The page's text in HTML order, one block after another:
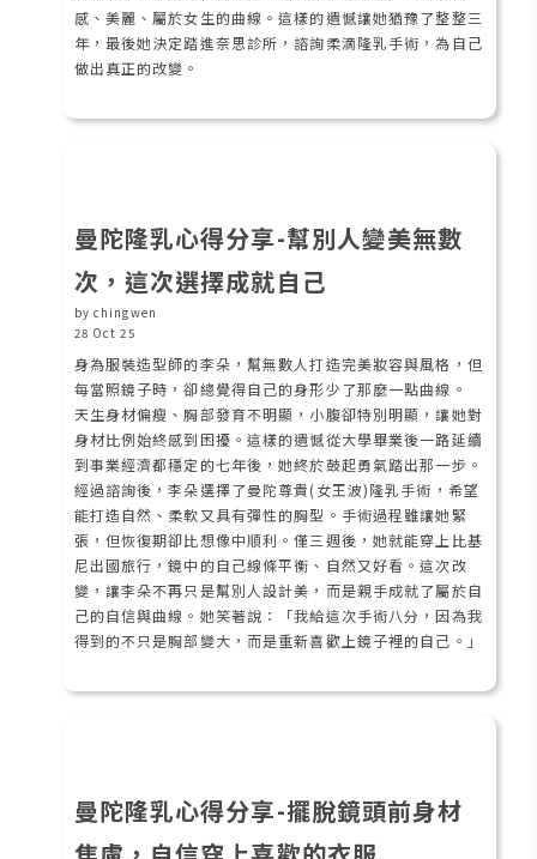
感、美麗、屬於女生的曲線。這樣的遺憾讓她猶豫了整整三
年，最後她決定踏進奈思診所，諮詢柔滴隆乳手術，為自己
做出真正的改變。
曼陀隆乳心得分享-幫別人變美無數
次，這次選擇成就自己
by chingwen
28 Oct 25
身為服裝造型師的李朵，幫無數人打造完美妝容與風格，但
每當照鏡子時，卻總覺得自己的身形少了那麼一點曲線。
天生身材偏瘦、胸部發育不明顯，小腹卻特別明顯，讓她對
身材比例始終感到困擾。這樣的遺憾從大學畢業後一路延續
到事業經濟都穩定的七年後，她終於鼓起勇氣踏出那一步。
經過諮詢後，李朵選擇了曼陀尊貴(女王波)隆乳手術，希望
能打造自然、柔軟又具有彈性的胸型。手術過程雖讓她緊
張，但恢復期卻比想像中順利。僅三週後，她就能穿上比基
尼出國旅行，鏡中的自己線條平衡、自然又好看。這次改
變，讓李朵不再只是幫別人設計美，而是親手成就了屬於自
己的自信與曲線。她笑著說：「我給這次手術八分，因為我
得到的不只是胸部變大，而是重新喜歡上鏡子裡的自己。」
曼陀隆乳心得分享-擺脫鏡頭前身材